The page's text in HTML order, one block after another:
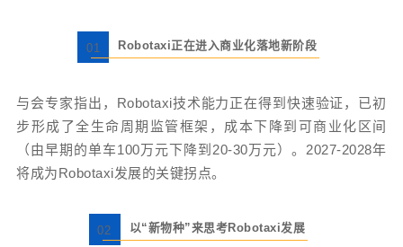
01 Robotaxi正在进入商业化落地新阶段
与会专家指出，Robotaxi技术能力正在得到快速验证，已初
步形成了全生命周期监管框架，成本下降到可商业化区间
（由早期的单车100万元下降到20-30万元）。2027-2028年
将成为Robotaxi发展的关键拐点。
02 以“新物种”来思考Robotaxi发展